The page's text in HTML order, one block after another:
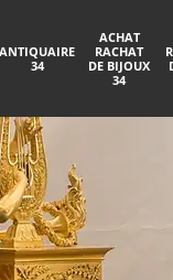
ANTIQUAIRE
34
ACHAT
RACHAT
DE BIJOUX
34